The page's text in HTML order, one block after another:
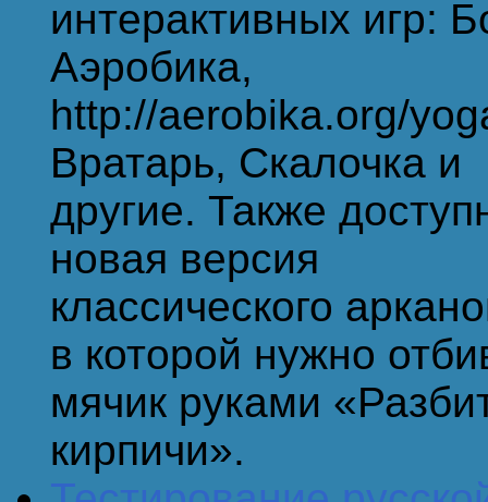
интерактивных игр:
Аэробика,
http://aerobika.org/
Вратарь, Скалочка и
другие. Также
новая версия
классического
в которой нужно
мячик руками
кирпичи».